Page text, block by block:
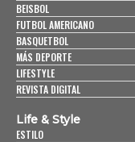
BEISBOL
FUTBOL AMERICANO
BASQUETBOL
MÁS DEPORTE
LIFESTYLE
REVISTA DIGITAL
Life & Style
ESTILO